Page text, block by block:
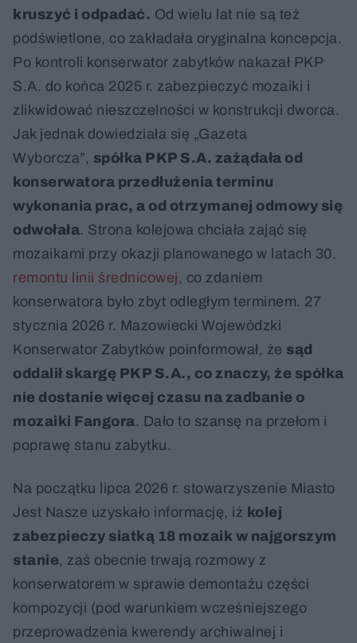
kruszyć i odpadać. Od wielu lat nie są też
podświetlone, co zakładała oryginalna koncepcja.
Po kontroli konserwator zabytków nakazał PKP
S.A. do końca 2025 r. zabezpieczyć mozaiki i
zlikwidować nieszczelności w konstrukcji dworca.
Jak jednak dowiedziała się „Gazeta
Wyborcza”, spółka PKP S.A. zażądała od
konserwatora przedłużenia terminu
wykonania prac, a od otrzymanej odmowy się
odwołała. Strona kolejowa chciała zająć się
mozaikami przy okazji planowanego w latach 30.
remontu linii średnicowej , co zdaniem
konserwatora było zbyt odległym terminem. 27
stycznia 2026 r. Mazowiecki Wojewódzki
Konserwator Zabytków poinformował, że sąd
oddalił skargę PKP S.A., co znaczy, że spółka
nie dostanie więcej czasu na zadbanie o
mozaiki Fangora. Dało to szansę na przełom i
poprawę stanu zabytku.
Na początku lipca 2026 r. stowarzyszenie Miasto
Jest Nasze uzyskało informację, iż kolej
zabezpieczy siatką 18 mozaik w najgorszym
stanie, zaś obecnie trwają rozmowy z
konserwatorem w sprawie demontażu części
kompozycji (pod warunkiem wcześniejszego
przeprowadzenia kwerendy archiwalnej i